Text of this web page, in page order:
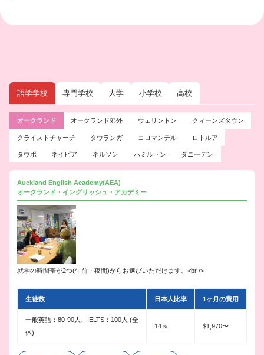
語学学校 専門学校 大学 小学校 高校
オークランド オークランド郊外 ウェリントン クィーンズタウン
クライストチャーチ タウランガ コロマンデル ロトルア
タウポ ネイピア ネルソン ハミルトン ダニーデン
Auckland English Academy(AEA)
オークランド・イングリッシュ・アカデミー
就学の時間帯が2つ(午前・夜間)からお選びいただけます。<br />
生徒数 日本人比率 1ヶ月の費用
一般英語：80-90人、IELTS：100人 (全
体)
14％ $1,970〜